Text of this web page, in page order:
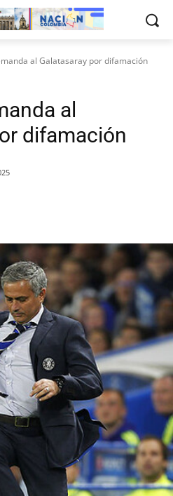
al Galatasaray por difamación
al
difamación